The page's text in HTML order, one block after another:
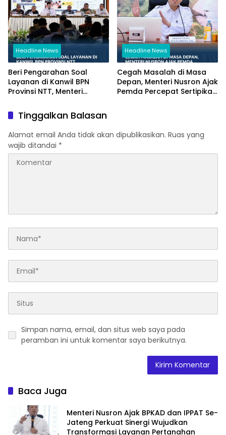
Headline News
Beri Pengarahan Soal
Layanan di Kanwil BPN
Provinsi NTT, Menteri
Pandang Masyarakat
Headline News
Cegah Masalah di Masa
Depan, Menteri Nusron Ajak
Pemda Percepat Sertipikasi
Tinggalkan Balasan
Alamat email Anda tidak akan dipublikasikan. Ruas yang
wajib ditandai *
Simpan nama, email, dan situs web saya pada
peramban ini untuk komentar saya berikutnya.
Baca Juga
Menteri Nusron Ajak BPKAD dan IPPAT Se-
Jateng Perkuat Sinergi Wujudkan
Transformasi Layanan Pertanahan